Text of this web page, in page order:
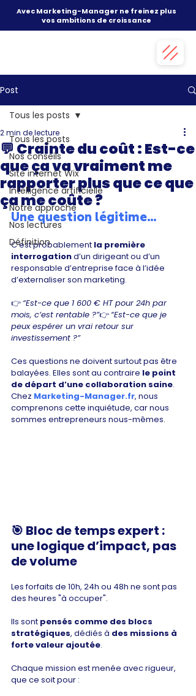
Avec Marketing-Manager ne freinez plus
vos ambitions de croissance
Post
Tous les posts
Nos conseils
Site internet Wix
Intelligence artificielle
Notre approche
Nos lectures
Définition
Tous les posts
💬 Crainte du coût : Est-ce
que ça va vraiment me
rapporter plus que ce que
ça me coûte ?
2 min de lecture
Une question légitime…
C’est probablement la première
interrogation d’un dirigeant ou d’un
responsable d’entreprise face à l’idée
d’externaliser son marketing.
👉 “Est-ce que 1 600 € HT pour 24h par
mois, c’est rentable ?”👉 “Est-ce que je
peux espérer un vrai retour sur
investissement ?”
Ces questions ne doivent surtout pas être
balayées. Elles sont au contraire le point
de départ d’une collaboration saine.
Chez Marketing-Manager.fr, nous
comprenons cette inquiétude, car nous
sommes entrepreneurs nous-mêmes.
🎯 Bloc de temps expert :
une logique d’impact, pas
de volume
Les forfaits de 10h, 24h ou 48h ne sont pas
des heures "à occuper".
Ils sont pensés comme des blocs
stratégiques, dédiés à des missions à
forte valeur ajoutée.
Chaque mission est menée avec rigueur,
que ce soit pour :